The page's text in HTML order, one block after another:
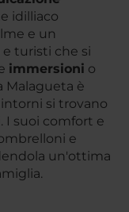
idilliaco
e un
turisti che si
immersioni o
Malagueta è
si trovano
. I suoi comfort e
e
un'ottima